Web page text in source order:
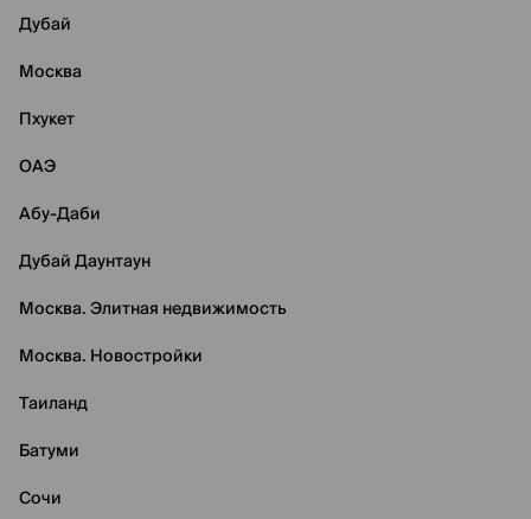
Дубай
Москва
Пхукет
ОАЭ
Абу-Даби
Дубай Даунтаун
Москва. Элитная недвижимость
Москва. Новостройки
Таиланд
Батуми
Сочи